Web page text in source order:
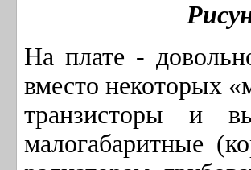
На плате -
вместо некоторых
транзисторы и
малогабаритные